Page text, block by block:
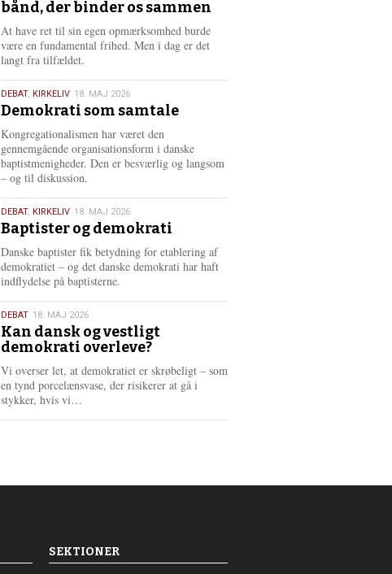
2026
bånd, der binder os sammen
At have ret til sin egen opmærksomhed burde
være en fundamental frihed. Men i dag er det
langt fra tilfældet.
18.
maj
2026
DEBAT, KIRKELIV 18. MAJ 2026
Demokrati som samtale
Kongregationalismen har været den
gennemgående organisationsform i danske
baptistmenigheder. Den er besværlig og langsom
– og til diskussion.
18.
maj
2026
DEBAT, KIRKELIV 18. MAJ 2026
Baptister og demokrati
Danske baptister fik betydning for etablering af
demokratiet – og det danske demokrati har haft
indflydelse på baptisterne.
18.
maj
2026
DEBAT 18. MAJ 2026
Kan dansk og vestligt
demokrati overleve?
Vi overser let, at demokratiet er skrøbeligt – som
en tynd porcelænsvase, der risikerer at gå i
stykker, hvis vi…
e
SEKTIONER